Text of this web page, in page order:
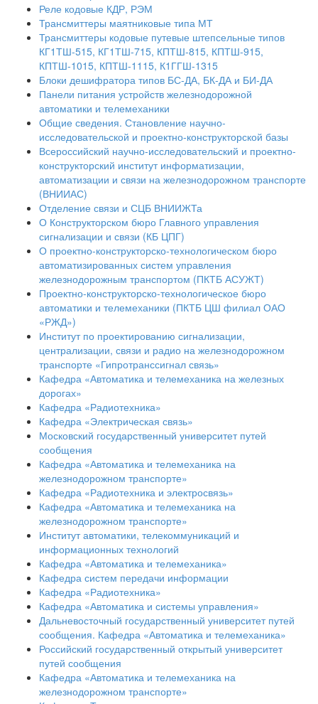
Реле кодовые КДР, РЭМ
Трансмиттеры маятниковые типа МТ
Трансмиттеры кодовые путевые штепсельные типов
КГ1ТШ-515, КГ1ТШ-715, КПТШ-815, КПТШ-915,
КПТШ-1015, КПТШ-1115, К1ГГШ-1315
Блоки дешифратора типов БС-ДА, БК-ДА и БИ-ДА
Панели питания устройств железнодорожной
автоматики и телемеханики
Общие сведения. Становление научно-
исследовательской и проектно-конструкторской базы
Всероссийский научно-исследовательский и проектно-
конструкторский институт информатизации,
автоматизации и связи на железнодорожном транспорте
(ВНИИАС)
Отделение связи и СЦБ ВНИИЖТа
О Конструкторском бюро Главного управления
сигнализации и связи (КБ ЦПГ)
О проектно-конструкторско-технологическом бюро
автоматизированных систем управления
железнодорожным транспортом (ПКТБ АСУЖТ)
Проектно-конструкторско-технологическое бюро
автоматики и телемеханики (ПКТБ ЦШ филиал ОАО
«РЖД»)
Институт по проектированию сигнализации,
централизации, связи и радио на железнодорожном
транспорте «Гипротранссигнал связь»
Кафедра «Автоматика и телемеханика на железных
дорогах»
Кафедра «Радиотехника»
Кафедра «Электрическая связь»
Московский государственный университет путей
сообщения
Кафедра «Автоматика и телемеханика на
железнодорожном транспорте»
Кафедра «Радиотехника и электросвязь»
Кафедра «Автоматика и телемеханика на
железнодорожном транспорте»
Институт автоматики, телекоммуникаций и
информационных технологий
Кафедра «Автоматика и телемеханика»
Кафедра систем передачи информации
Кафедра «Радиотехника»
Кафедра «Автоматика и системы управления»
Дальневосточный государственный университет путей
сообщения. Кафедра «Автоматика и телемеханика»
Российский государственный открытый университет
путей сообщения
Кафедра «Автоматика и телемеханика на
железнодорожном транспорте»